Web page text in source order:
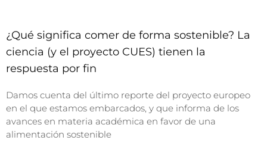
¿Qué significa comer de forma sostenible? La
ciencia (y el proyecto CUES) tienen la
respuesta por fin
Damos cuenta del último reporte del proyecto europeo
en el que estamos embarcados, y que informa de los
avances en materia académica en favor de una
alimentación sostenible